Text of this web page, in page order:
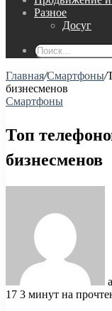
Разное
Досуг
Главная/Смартфоны/
бизнесменов
Смартфоны
Топ
бизнесменов
17 3 минут на